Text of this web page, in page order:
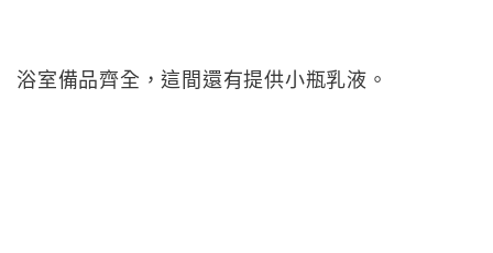
浴室備品齊全，這間還有提供小瓶乳液。